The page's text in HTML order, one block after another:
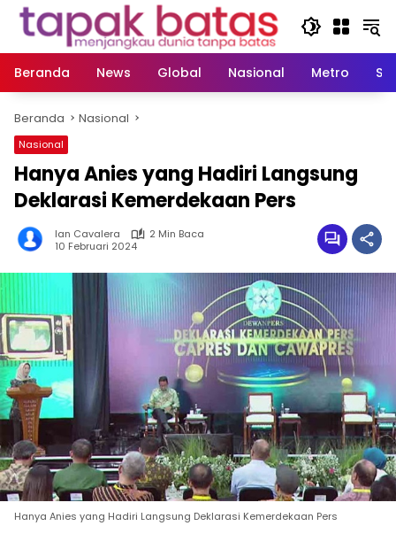
Langsung
Beranda
News Global Nasional Metro
Beranda Nasional
Nasional
Hanya Anies yang Hadiri Langsung
Deklarasi Kemerdekaan Pers
Ian Cavalera
2 Min Baca
10 Februari 2024
Hanya Anies yang Hadiri Langsung Deklarasi Kemerdekaan Pers